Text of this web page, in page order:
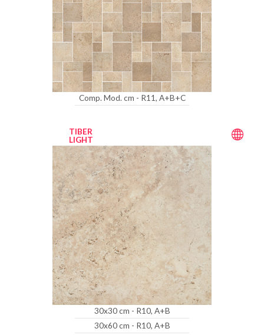
Comp. Mod. cm - R11, A+B+C
TIBER
LIGHT
30x30 cm - R10, A+B
30x60 cm - R10, A+B